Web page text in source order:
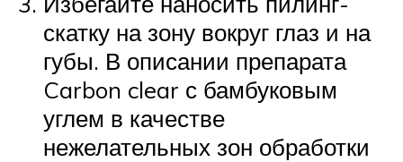
скатку на зону вокруг глаз и на
губы. В описании препарата
Carbon clear с бамбуковым
углем в качестве
нежелательных зон обработки